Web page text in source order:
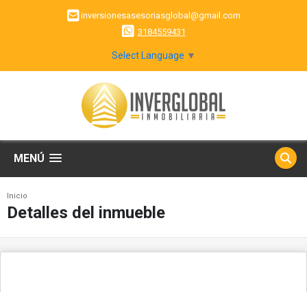
inversionesasesoriasglobal@gmail.com
3184559431
Select Language ▼
MENÚ
Inicio
Detalles del inmueble